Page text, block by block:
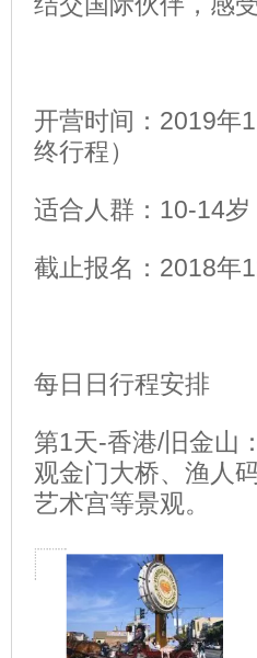
开营时间：2019年
终行程）
适合人群：10-14岁
截止报名：2018年
每日日行程安排
第1天-香港/旧金山
观金门大桥、渔人
艺术宫等景观。